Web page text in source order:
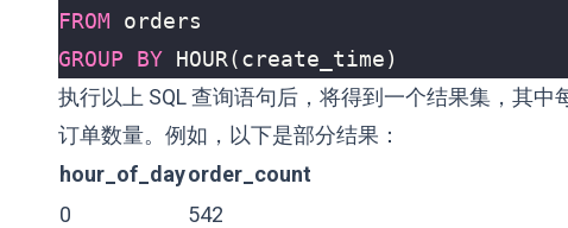
FROM
orders
GROUP
BY HOUR(create_time)
执行以上 SQL 查询语句后，将得到一个结果集，其中
订单数量。例如，以下是部分结果：
hour_of_dayorder_count
0
542